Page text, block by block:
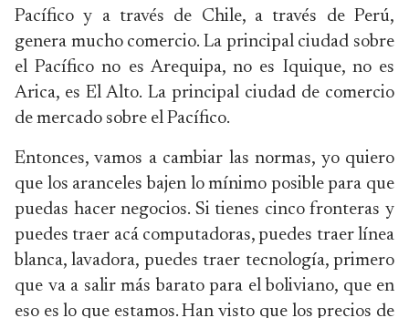
Pacífico y a través de Chile, a través de Perú,
genera mucho comercio. La principal ciudad sobre
el Pacífico no es Arequipa, no es Iquique, no es
Arica, es El Alto. La principal ciudad de comercio
de mercado sobre el Pacífico.
Entonces, vamos a cambiar las normas, yo quiero
que los aranceles bajen lo mínimo posible para que
puedas hacer negocios. Si tienes cinco fronteras y
puedes traer acá computadoras, puedes traer línea
blanca, lavadora, puedes traer tecnología, primero
que va a salir más barato para el boliviano, que en
eso es lo que estamos. Han visto que los precios de